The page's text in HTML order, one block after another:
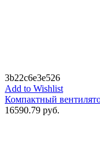
3b22c6e3e526
Add to Wishlist
Компактный
16590.79 руб.